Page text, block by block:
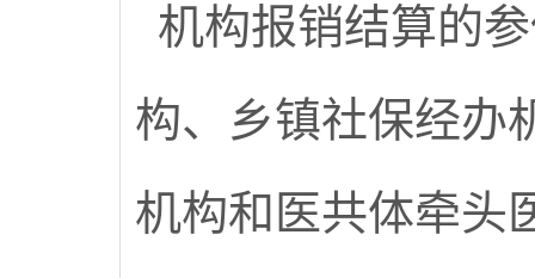
机构报销结算的
构、乡镇社保经办
机构和医共体牵头